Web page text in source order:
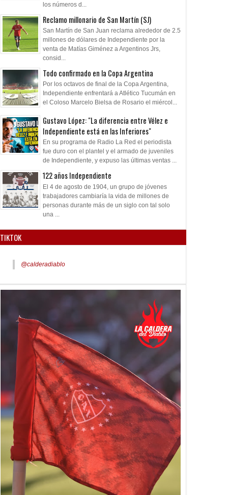
los números d...
Reclamo millonario de San Martín (SJ)
San Martín de San Juan reclama alrededor de 2.5
millones de dólares de Independiente por la
venta de Matías Giménez a Argentinos Jrs,
consid...
Todo confirmado en la Copa Argentina
Por los octavos de final de la Copa Argentina,
Independiente enfrentará a Atlético Tucumán en
el Coloso Marcelo Bielsa de Rosario el miércol...
Gustavo López: "La diferencia entre Vélez e
Independiente está en las Inferiores"
En su programa de Radio La Red el periodista
fue duro con el plantel y el armado de juveniles
de Independiente, y expuso las últimas ventas ...
122 años Independiente
El 4 de agosto de 1904, un grupo de jóvenes
trabajadores cambiaría la vida de millones de
personas durante más de un siglo con tal solo
una ...
TIKTOK
@calderadiablo